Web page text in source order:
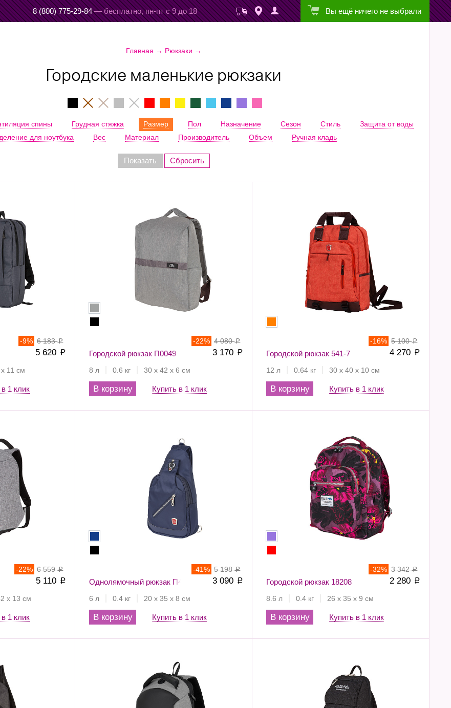
8 (800) 775-29-84 — бесплатно, пн-пт с 9 до 18 Вы ещё ничего не выбрали
Главная → Рюкзаки →
Городские маленькие рюкзаки
спины Грудная стяжка Размер Пол Назначение Сезон Стиль
Защита от воды
для ноутбука
Вес Материал Производитель Объем Ручная кладь
Показать Сбросить
-9% 6 183p
5 620 p
11 см
1 клик
Городской рюкзак П0049
-22% 4 080p
3 170 p
8 л 0.6 кг 30 х 42 х 6 см
В корзину Купить в 1 клик
Городской рюкзак 541-7
-16% 5 100p
4 270 p
12 л 0.64 кг 30 х 40 х 10 см
В корзину Купить в 1 клик
-22% 6 559p
5 110 p
х 13 см
1 клик
Однолямочный рюкзак П4103
-41% 5 198p
3 090 p
6 л 0.4 кг 20 х 35 х 8 см
В корзину Купить в 1 клик
Городской рюкзак 18208
-32% 3 342p
2 280 p
8.6 л 0.4 кг 26 х 35 х 9 см
В корзину Купить в 1 клик